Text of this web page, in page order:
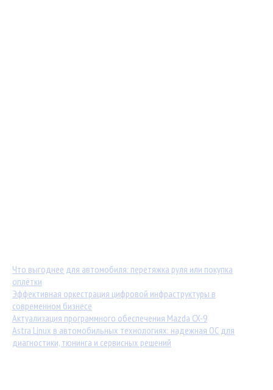
Что выгоднее для автомобиля: перетяжка руля или покупка
оплётки
Эффективная оркестрация цифровой инфраструктуры в
современном бизнесе
Актуализация программного обеспечения Mazda CX-9
Astra Linux в автомобильных технологиях: надежная ОС для
диагностики, тюнинга и сервисных решений